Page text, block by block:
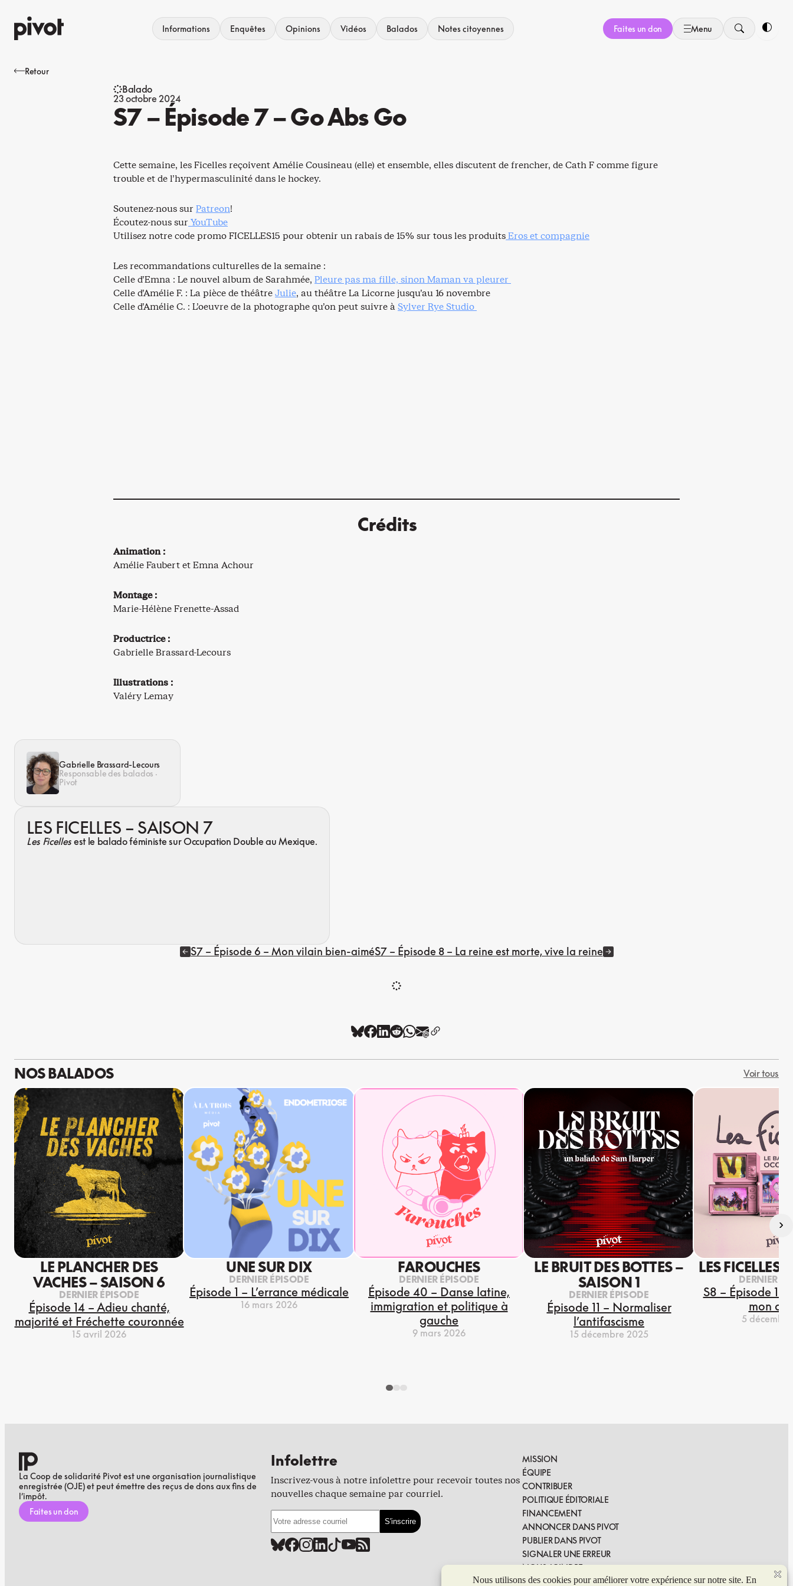
au
contenu
Informations Enquêtes Opinions Vidéos Balados Notes citoyennes Faites un don Menu
Retour
LES FICELLES – SAISON 7
Les Ficelles est le balado féministe sur Occupation Double au Mexique.
Gabrielle Brassard-Lecours
Responsable des balados ·
Pivot
Balado
23 octobre 2024
S7 – Épisode 7 – Go Abs Go
Cette semaine, les Ficelles reçoivent Amélie Cousineau (elle) et ensemble, elles discutent de frencher, de Cath F comme figure
trouble et de l’hypermasculinité dans le hockey.
Soutenez-nous sur Patreon!
Écoutez-nous sur YouTube
Utilisez notre code promo FICELLES15 pour obtenir un rabais de 15% sur tous les produitsEros et compagnie
Les recommandations culturelles de la semaine :
Celle d’Emna : Le nouvel album de Sarahmée, Pleure pas ma fille, sinon Maman va pleurer
Celle d’Amélie F. : La pièce de théâtreJulie, au théâtre La Licorne jusqu’au 16 novembre
Celle d’Amélie C. : L’oeuvre de la photographe qu’on peut suivre àSylver Rye Studio
Crédits
Animation :
Amélie Faubert et Emna Achour
Montage :
Marie-Hélène Frenette-Assad
Productrice :
Gabrielle Brassard-Lecours
Illustrations :
Valéry Lemay
S7 – Épisode 6 – Mon vilain bien-aiméS7 – Épisode 8 – La reine est morte, vive la reine
NOS BALADOS Voir tous
LE PLANCHER DES
VACHES – SAISON 6
DERNIER ÉPISODE
Épisode 14 – Adieu chanté,
majorité et Fréchette couronnée
15 avril 2026
UNE SUR DIX
DERNIER ÉPISODE
Épisode 1 – L’errance médicale
16 mars 2026
FAROUCHES
DERNIER ÉPISODE
Épisode 40 – Danse latine,
immigration et politique à
gauche
9 mars 2026
LE BRUIT DES BOTTES –
SAISON 1
DERNIER ÉPISODE
Épisode 11 – Normaliser
l’antifascisme
15 décembre 2025
LES FICELLES
DERNIER
S8 – Épisode 13
mon
5
›
La Coop de solidarité Pivot est une organisation journalistique
enregistrée (OJE) et peut émettre des reçus de dons aux fins de
l’impôt.
Faites un don
Infolettre
Inscrivez-vous à notre infolettre pour recevoir toutes nos
nouvelles chaque semaine par courriel.
MISSION
ÉQUIPE
CONTRIBUER
POLITIQUE ÉDITORIALE
FINANCEMENT
ANNONCER DANS PIVOT
PUBLIER DANS PIVOT
SIGNALER UNE ERREUR
NOUS JOINDRE